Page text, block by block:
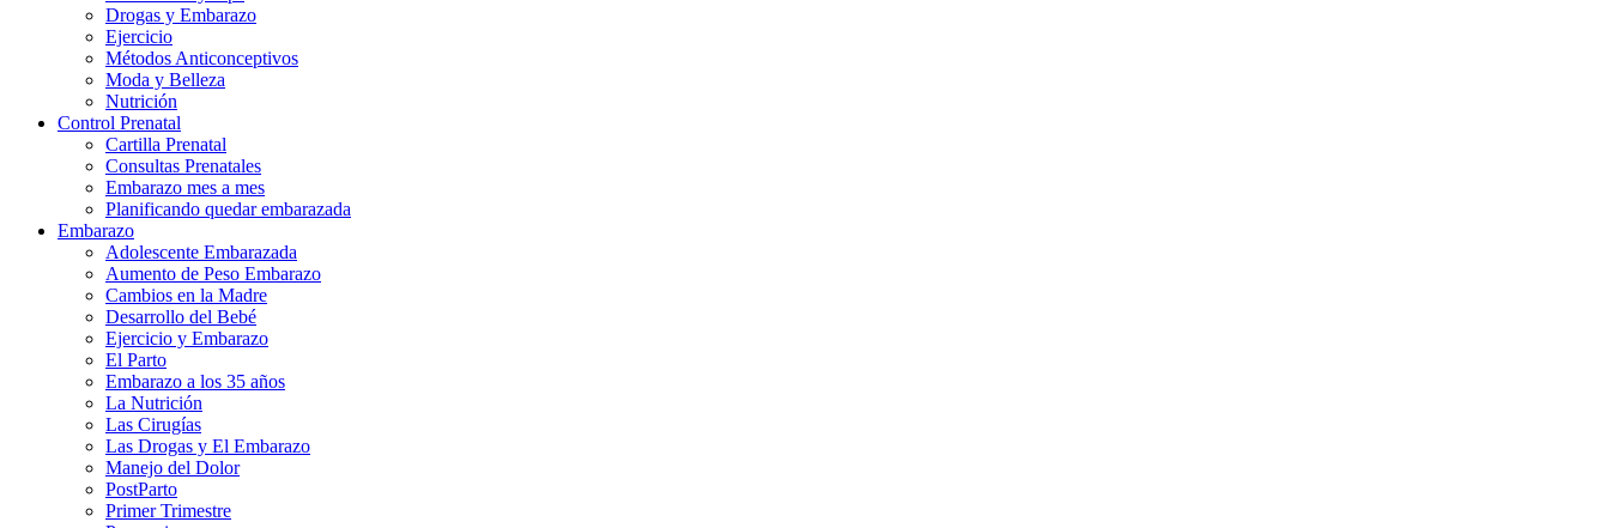
Drogas y Embarazo
Ejercicio
Métodos Anticonceptivos
Moda y Belleza
Nutrición
Control Prenatal
Cartilla Prenatal
Consultas Prenatales
Embarazo mes a mes
Planificando quedar embarazada
Embarazo
Adolescente Embarazada
Aumento de Peso Embarazo
Cambios en la Madre
Desarrollo del Bebé
Ejercicio y Embarazo
El Parto
Embarazo a los 35 años
La Nutrición
Las Cirugías
Las Drogas y El Embarazo
Manejo del Dolor
PostParto
Primer Trimestre